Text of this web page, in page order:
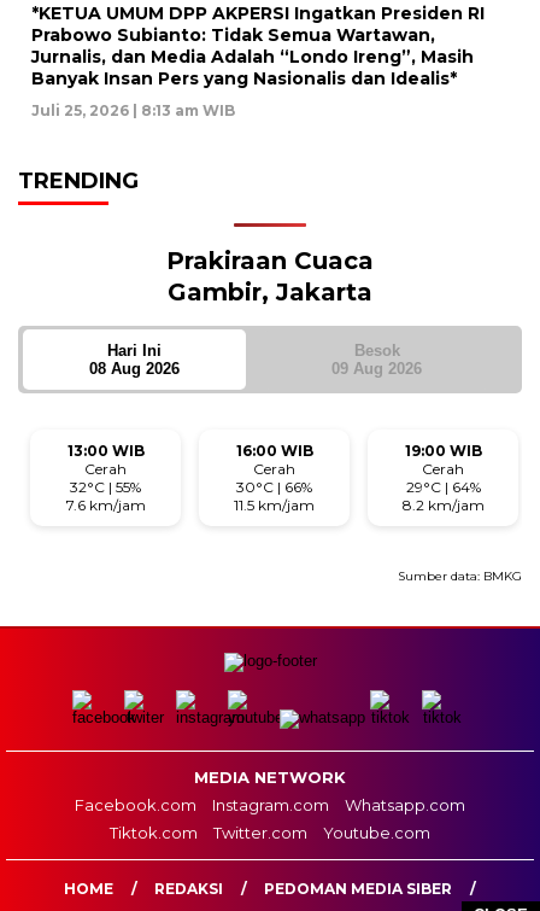
*KETUA UMUM DPP AKPERSI Ingatkan Presiden RI
Prabowo Subianto: Tidak Semua Wartawan,
Jurnalis, dan Media Adalah “Londo Ireng”, Masih
Banyak Insan Pers yang Nasionalis dan Idealis*
Juli 25, 2026 | 8:13 am WIB
TRENDING
Prakiraan Cuaca
Gambir, Jakarta
Hari Ini
08 Aug 2026
Besok
09 Aug 2026
13:00 WIB
Cerah
32°C | 55%
7.6 km/jam
16:00 WIB
Cerah
30°C | 66%
11.5 km/jam
19:00 WIB
Cerah
29°C | 64%
8.2 km/jam
Sumber data: BMKG
MEDIA NETWORK
Facebook.com
Instagram.com
Whatsapp.com
Tiktok.com
Twitter.com Youtube.com
HOME REDAKSI PEDOMAN MEDIA SIBER